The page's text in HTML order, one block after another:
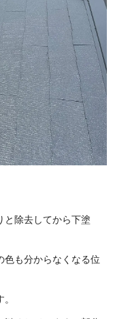
と除去してから下塗
色も分からなくなる位